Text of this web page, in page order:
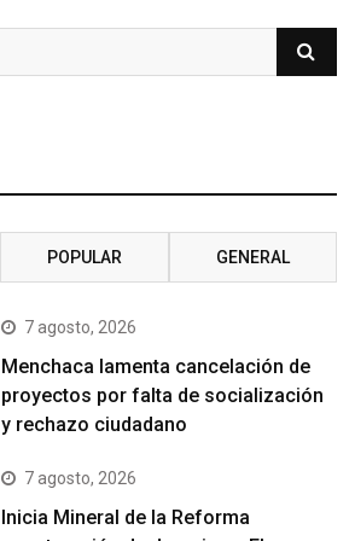
POPULAR GENERAL
7 agosto, 2026
Menchaca lamenta cancelación de
proyectos por falta de socialización
y rechazo ciudadano
7 agosto, 2026
Inicia Mineral de la Reforma